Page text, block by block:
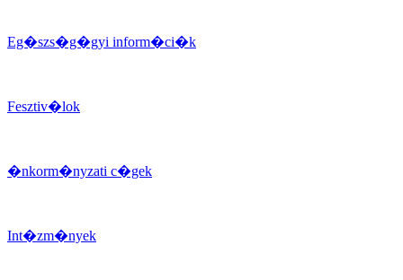
Eg�szs�g�gyi inform�ci�k
Fesztiv�lok
�nkorm�nyzati c�gek
Int�zm�nyek